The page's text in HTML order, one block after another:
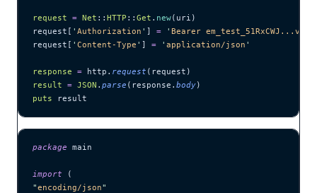
request = Net :: HTTP :: Get . new(uri)
request[ ' Authorization ' ] = ' Bearer
request[ ' Content-Type ' ] = ' application/json '
response = http. request (request)
result = JSON . parse (response. body)
puts result
package main
import (
"encoding/json"